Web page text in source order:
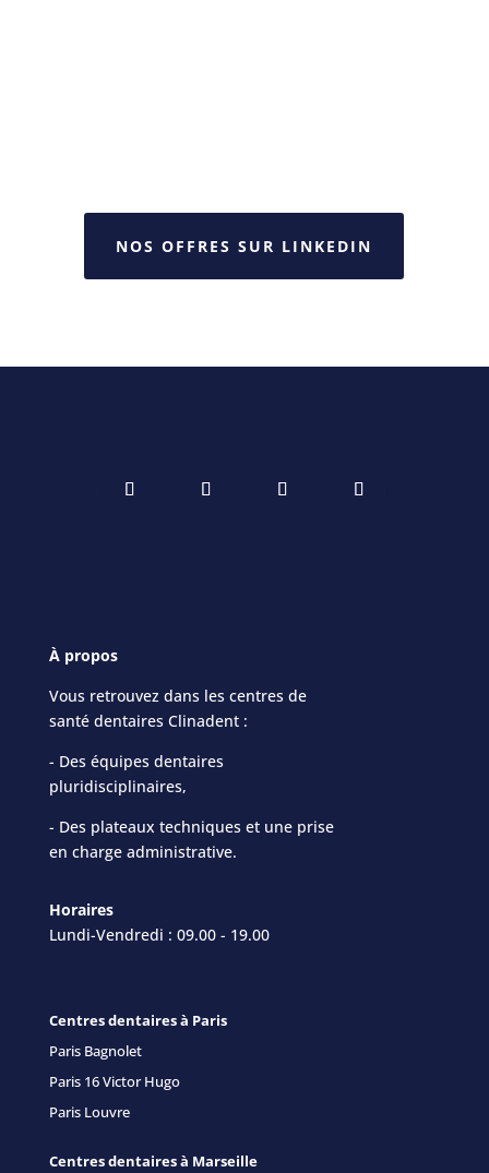
NOS OFFRES SUR LINKEDIN
À propos
Vous retrouvez dans les centres de
santé dentaires Clinadent :
- Des équipes dentaires
pluridisciplinaires,
- Des plateaux techniques et une prise
en charge administrative.
Horaires
Lundi-Vendredi : 09.00 - 19.00
Centres dentaires à Paris
Paris Bagnolet
Paris 16 Victor Hugo
Paris Louvre
Centres dentaires à Marseille